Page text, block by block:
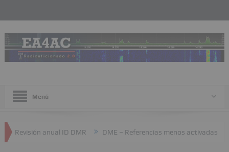
Menú
anual ID DMR DME – Referencias menos activadas JTTY